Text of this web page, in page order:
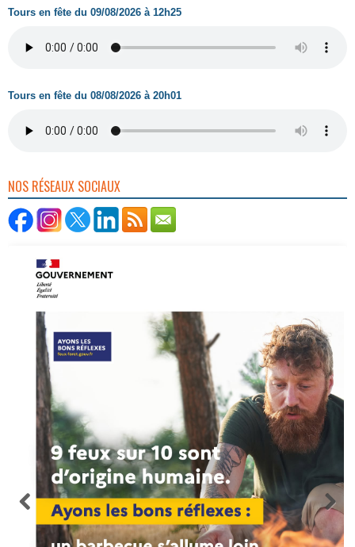
Tours en fête du 09/08/2026 à 12h25
Tours en fête du 08/08/2026 à 20h01
NOS RÉSEAUX SOCIAUX